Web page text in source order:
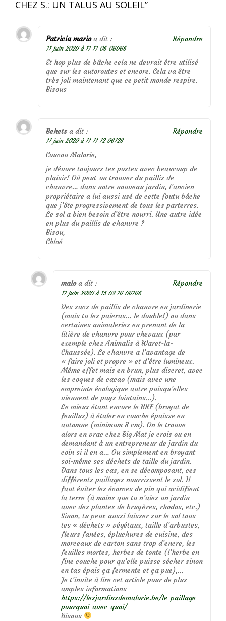
CHEZ S.: UN TALUS AU SOLEIL”
Patricia mario a dit :
11 juin 2020 à 11 11 06 06066
Et hop plus de bâche cela ne devrait être utilisé
que sur les autoroutes et encore. Cela va être
très joli maintenant que ce petit monde respire.
Bisous
Répondre
Behets a dit :
11 juin 2020 à 11 11 12 06126
Coucou Malorie,
je dévore toujours tes postes avec beaucoup de
plaisir! Où peut-on trouver du paillis de
chanvre… dans notre nouveau jardin, l’ancien
propriétaire a lui aussi usé de cette foutu bâche
que j’ôte progressivement de tous les parterres.
Le sol a bien besoin d’être nourri. Une autre idée
en plus du paillis de chanvre ?
Bisou,
Chloé
Répondre
malo a dit :
11 juin 2020 à 15 03 16 06166
Des sacs de paillis de chanvre en jardinerie
(mais tu les paieras… le double!) ou dans
certaines animaleries en prenant de la
litière de chanvre pour chevaux (par
exemple chez Animalis à Waret-la-
Chaussée). Le chanvre a l’avantage de
« faire joli et propre » et d’être lumineux.
Même effet mais en brun, plus discret, avec
les coques de cacao (mais avec une
empreinte écologique autre puisqu’elles
viennent de pays lointains…).
Le mieux étant encore le BRF (broyat de
feuillus) à étaler en couche épaisse en
automne (minimum 8 cm). On le trouve
alors en vrac chez Big Mat je crois ou en
demandant à un entrepreneur de jardin du
coin si il en a… Ou simplement en broyant
soi-même ses déchets de taille du jardin.
Dans tous les cas, en se décomposant, ces
différents paillages nourrissent le sol. Il
faut éviter les écorces de pin qui acidifient
la terre (à moins que tu n’aies un jardin
avec des plantes de bruyères, rhodos, etc.)
Sinon, tu peux aussi laisser sur le sol tous
tes « déchets » végétaux, taille d’arbustes,
fleurs fanées, épluchures de cuisine, des
morceaux de carton sans trop d’encre, les
feuilles mortes, herbes de tonte (l’herbe en
fine couche pour qu’elle puisse sécher sinon
en tas épais ça fermente et ça pue),…
Je t’invite à lire cet article pour de plus
amples informations
https://lesjardinsdemalorie.be/le-paillage-
pourquoi-avec-quoi/
Bisous
Répondre